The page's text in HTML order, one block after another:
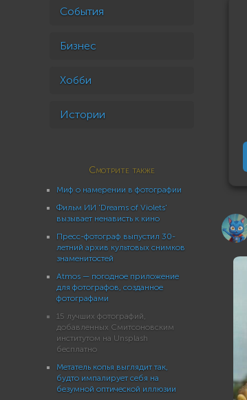
События
Бизнес
Хобби
Истории
Смотрите также
Миф о намерении в фотографии
Фильм ИИ 'Dreams of Violets'
вызывает ненависть к кино
Пресс-фотограф выпустил 30-
летний архив культовых снимков
знаменитостей
Atmos — погодное приложение
для фотографов, созданное
фотографами
15 лучших фотографий,
добавленных Смитсоновским
институтом на Unsplash
бесплатно
Метатель копья выглядит так,
будто импалирует себя на
безумной оптической иллюзии